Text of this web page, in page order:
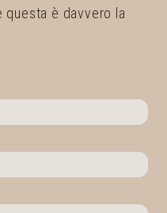
è davvero la